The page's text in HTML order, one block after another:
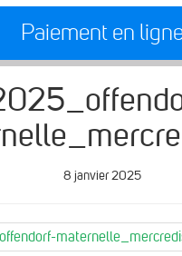
Paiement en
8 janvier 2025